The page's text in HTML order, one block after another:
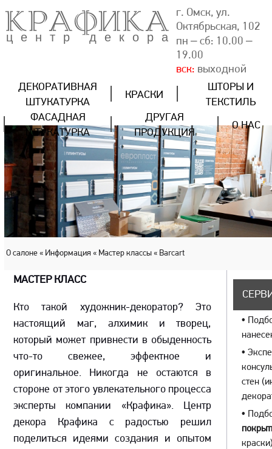
КРАФИКА
центр декора
г. Омск, ул.
Октябрьская, 102
пн – сб: 10.00 –
19.00
вск: выходной
ДЕКОРАТИВНАЯ
ШТУКАТУРКА
КРАСКИ
ШТОРЫ И
ТЕКСТИЛЬ
ФАСАДНАЯ
ШТУКАТУРКА
ДРУГАЯ
ПРОДУКЦИЯ
О НАС
О салоне « Информация « Мастер классы « Barсаrt
МАСТЕР КЛАСС
Кто такой художник-декоратор? Это
настоящий маг, алхимик и творец,
который может привнести в обыденность
что-то свежее, эффектное и
оригинальное. Никогда не остаются в
стороне от этого увлекательного процесса
эксперты компании «Крафика». Центр
декора Крафика с радостью решил
поделиться идеями создания и опытом
•
•
стен
•